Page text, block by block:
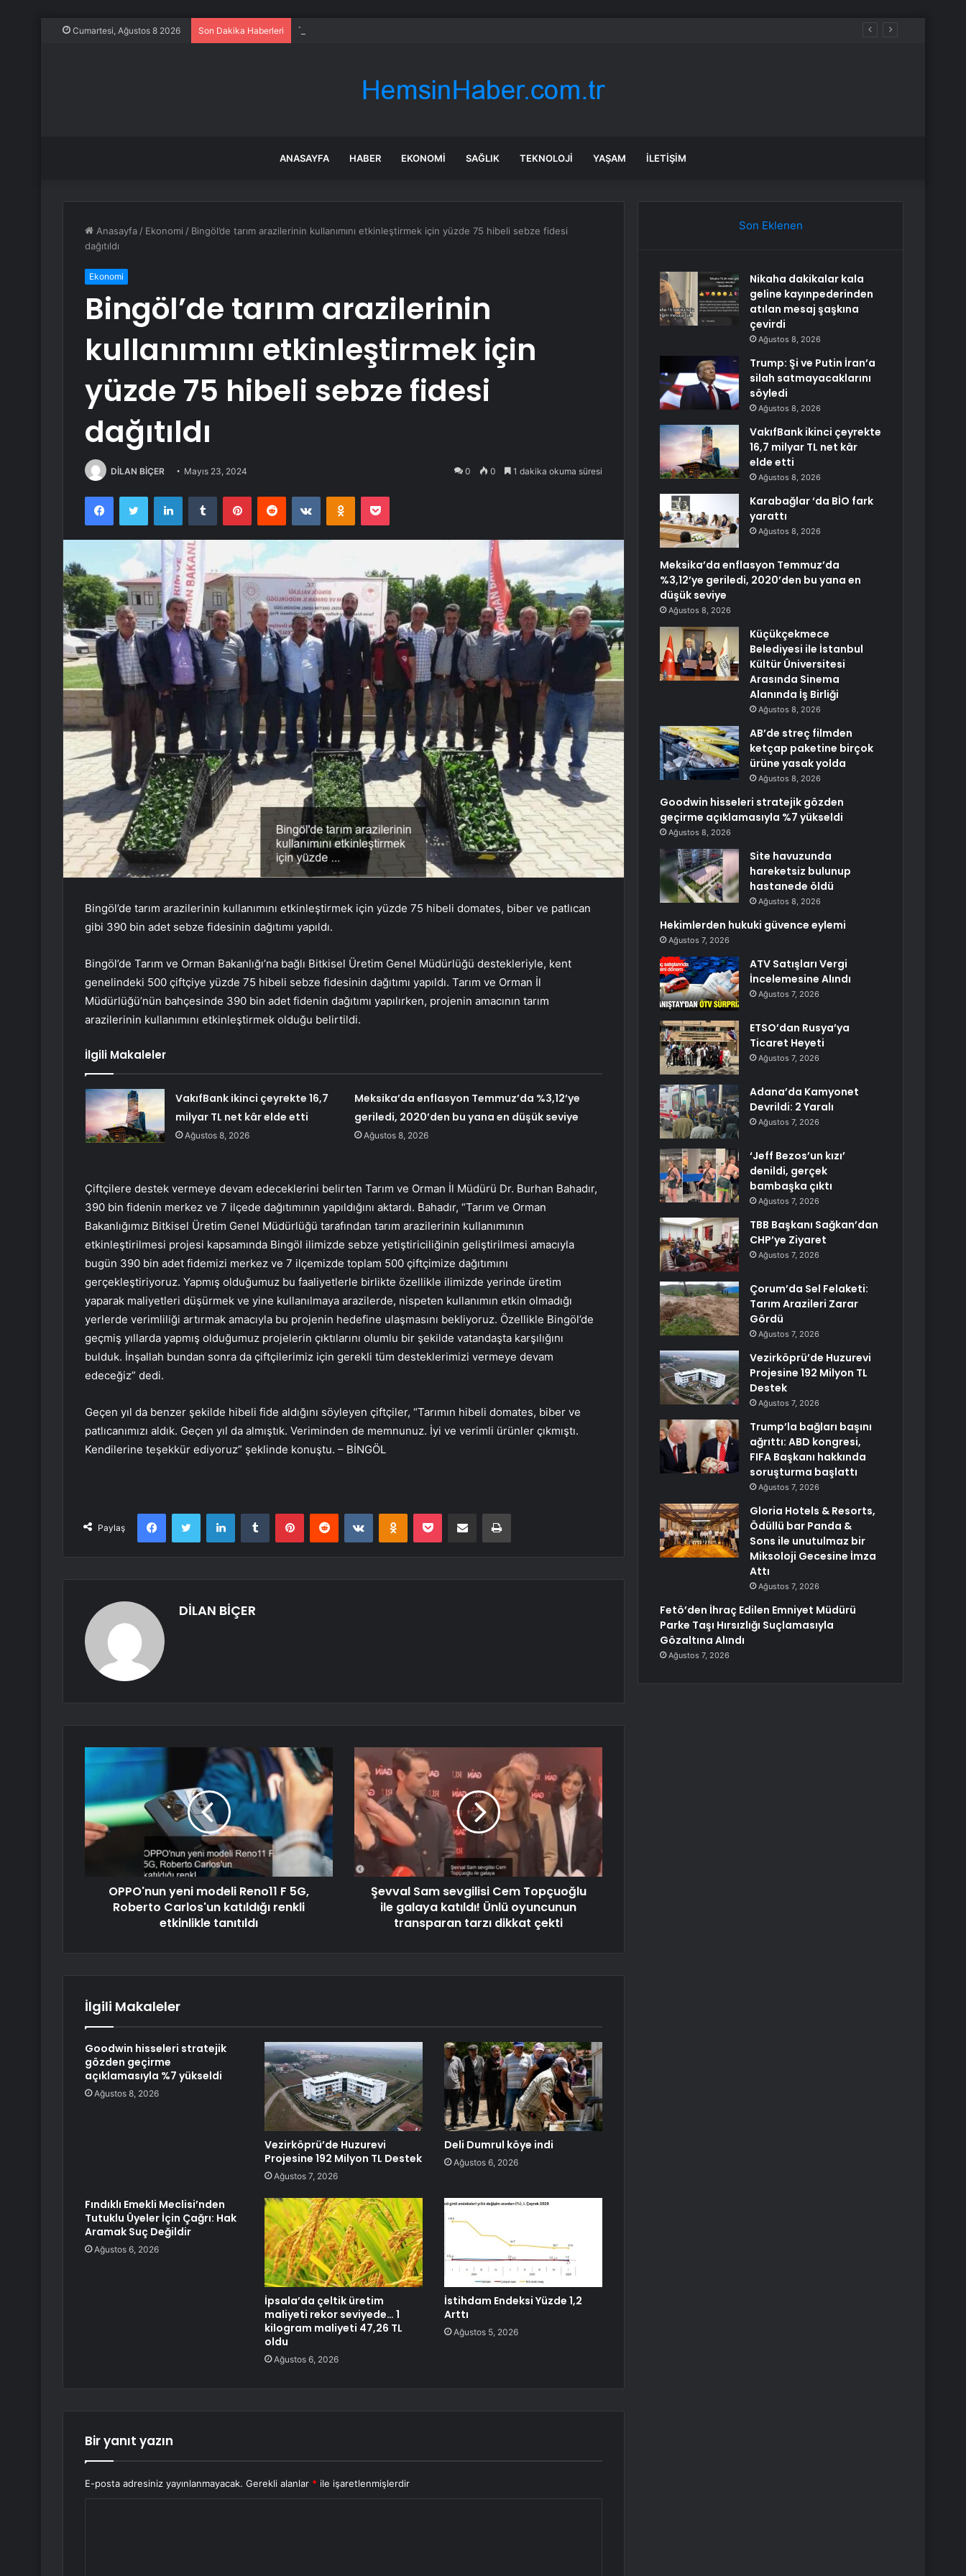
Cumartesi, Ağustos 8 2026 Son Dakika Haberleri Trump: Şi ve Putin İran’a silah satmayacaklarını söyledi
ANASAYFA HABER EKONOMI SAĞLIK TEKNOLOJI YAŞAM İLETIŞIM
Anasayfa / Ekonomi / Bingöl’de tarım arazilerinin kullanımını etkinleştirmek için yüzde 75 hibeli sebze fidesi
dağıtıldı
Ekonomi
Bingöl’de tarım arazilerinin
kullanımını etkinleştirmek için
yüzde 75 hibeli sebze fidesi
dağıtıldı
DİLAN BİÇER Mayıs 23, 2024 0 0 1 dakika okuma süresi
FacebookTwitter LinkedInTumblr PinterestReddit VKontakteOdnoklassniki
Pocket
Bingöl’de tarım arazilerinin kullanımını etkinleştirmek için yüzde 75 hibeli domates, biber ve patlıcan
gibi 390 bin adet sebze fidesinin dağıtımı yapıldı.
Bingöl’de Tarım ve Orman Bakanlığı’na bağlı Bitkisel Üretim Genel Müdürlüğü destekleriyle, kent
genelindeki 500 çiftçiye yüzde 75 hibeli sebze fidesinin dağıtımı yapıldı. Tarım ve Orman İl
Müdürlüğü’nün bahçesinde 390 bin adet fidenin dağıtımı yapılırken, projenin amacının tarım
arazilerinin kullanımını etkinleştirmek olduğu belirtildi.
İlgili Makaleler
VakıfBank ikinci çeyrekte 16,7
milyar TL net kâr elde etti
Ağustos 8, 2026
Meksika’da enflasyon Temmuz’da %3,12’ye
geriledi, 2020’den bu yana en düşük seviye
Ağustos 8, 2026
Çiftçilere destek vermeye devam edeceklerini belirten Tarım ve Orman İl Müdürü Dr. Burhan Bahadır,
390 bin fidenin merkez ve 7 ilçede dağıtımının yapıldığını aktardı. Bahadır, “Tarım ve Orman
Bakanlığımız Bitkisel Üretim Genel Müdürlüğü tarafından tarım arazilerinin kullanımının
etkinleştirilmesi projesi kapsamında Bingöl ilimizde sebze yetiştiriciliğinin geliştirilmesi amacıyla
bugün 390 bin adet fidemizi merkez ve 7 ilçemizde toplam 500 çiftçimize dağıtımını
gerçekleştiriyoruz. Yapmış olduğumuz bu faaliyetlerle birlikte özellikle ilimizde yerinde üretim
yaparak maliyetleri düşürmek ve yine kullanılmaya arazilerde, nispeten kullanımın etkin olmadığı
yerlerde verimliliği artırmak amacıyla bu projenin hedefine ulaşmasını bekliyoruz. Özellikle Bingöl’de
geçmiş yıllarda yapmış olduğumuz projelerin çıktılarını olumlu bir şekilde vatandaşta karşılığını
bulduk. İnşallah bundan sonra da çiftçilerimiz için gerekli tüm desteklerimizi vermeye devam
edeceğiz” dedi.
Geçen yıl da benzer şekilde hibeli fide aldığını söyleyen çiftçiler, “Tarımın hibeli domates, biber ve
patlıcanımızı aldık. Geçen yıl da almıştık. Veriminden de memnunuz. İyi ve verimli ürünler çıkmıştı.
Kendilerine teşekkür ediyoruz” şeklinde konuştu. – BİNGÖL
Paylaş
FacebookTwitter LinkedInTumblr PinterestReddit VKontakteOdnoklassniki
Pocket E-Posta ile paylaş Yazdır
DİLAN BİÇER
OPPO'nun yeni modeli Reno11 F 5G,
Roberto Carlos'un katıldığı renkli
etkinlikle tanıtıldı
Şevval Sam sevgilisi Cem Topçuoğlu
ile galaya katıldı! Ünlü oyuncunun
transparan tarzı dikkat çekti
İlgili Makaleler
Goodwin hisseleri stratejik
gözden geçirme
açıklamasıyla %7 yükseldi
Ağustos 8, 2026
Vezirköprü’de Huzurevi
Projesine 192 Milyon TL Destek
Ağustos 7, 2026
Deli Dumrul köye indi
Ağustos 6, 2026
Fındıklı Emekli Meclisi’nden
Tutuklu Üyeler İçin Çağrı: Hak
Aramak Suç Değildir
Ağustos 6, 2026
İpsala’da çeltik üretim
maliyeti rekor seviyede… 1
kilogram maliyeti 47,26 TL
oldu
Ağustos 6, 2026
İstihdam Endeksi Yüzde 1,2
Arttı
Ağustos 5, 2026
Bir yanıt yazın
E-posta adresiniz yayınlanmayacak. Gerekli alanlar * ile işaretlenmişlerdir
Son Eklenen
Nikaha dakikalar kala
geline kayınpederinden
atılan mesaj şaşkına
çevirdi
Ağustos 8, 2026
Trump: Şi ve Putin İran’a
silah satmayacaklarını
söyledi
Ağustos 8, 2026
VakıfBank ikinci çeyrekte
16,7 milyar TL net kâr
elde etti
Ağustos 8, 2026
Karabağlar ‘da BİO fark
yarattı
Ağustos 8, 2026
Meksika’da enflasyon Temmuz’da
%3,12’ye geriledi, 2020’den bu yana en
düşük seviye
Ağustos 8, 2026
Küçükçekmece
Belediyesi ile İstanbul
Kültür Üniversitesi
Arasında Sinema
Alanında İş Birliği
Ağustos 8, 2026
AB’de streç filmden
ketçap paketine birçok
ürüne yasak yolda
Ağustos 8, 2026
Goodwin hisseleri stratejik gözden
geçirme açıklamasıyla %7 yükseldi
Ağustos 8, 2026
Site havuzunda
hareketsiz bulunup
hastanede öldü
Ağustos 8, 2026
Hekimlerden hukuki güvence eylemi
Ağustos 7, 2026
ATV Satışları Vergi
İncelemesine Alındı
Ağustos 7, 2026
ETSO’dan Rusya’ya
Ticaret Heyeti
Ağustos 7, 2026
Adana’da Kamyonet
Devrildi: 2 Yaralı
Ağustos 7, 2026
‘Jeff Bezos’un kızı’
denildi, gerçek
bambaşka çıktı
Ağustos 7, 2026
TBB Başkanı Sağkan’dan
CHP’ye Ziyaret
Ağustos 7, 2026
Çorum’da Sel Felaketi:
Tarım Arazileri Zarar
Gördü
Ağustos 7, 2026
Vezirköprü’de Huzurevi
Projesine 192 Milyon TL
Destek
Ağustos 7, 2026
Trump’la bağları başını
ağrıttı: ABD kongresi,
FIFA Başkanı hakkında
soruşturma başlattı
Ağustos 7, 2026
Gloria Hotels & Resorts,
Ödüllü bar Panda &
Sons ile unutulmaz bir
Miksoloji Gecesine İmza
Attı
Ağustos 7, 2026
Fetö’den İhraç Edilen Emniyet Müdürü
Parke Taşı Hırsızlığı Suçlamasıyla
Gözaltına Alındı
Ağustos 7, 2026